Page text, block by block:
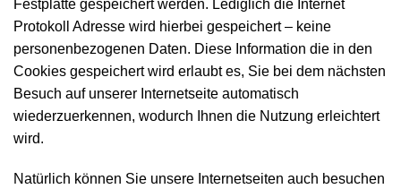
Festplatte gespeichert werden. Lediglich die Internet
Protokoll Adresse wird hierbei gespeichert – keine
personenbezogenen Daten. Diese Information die in den
Cookies gespeichert wird erlaubt es, Sie bei dem nächsten
Besuch auf unserer Internetseite automatisch
wiederzuerkennen, wodurch Ihnen die Nutzung erleichtert
wird.
Natürlich können Sie unsere Internetseiten auch besuchen